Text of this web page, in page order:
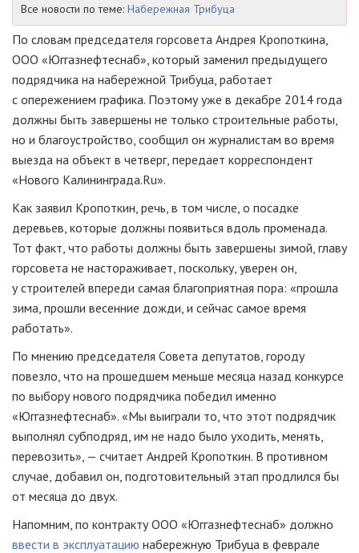
Все новости по теме: Набережная Трибуца
По словам председателя горсовета Андрея Кропоткина,
ООО «Юггазнефтеснаб» , который заменил предыдущего
подрядчика на набережной Трибуца, работает
с опережением графика. Поэтому уже в декабре 2014 года
должны быть завершены не только строительные работы,
но и благоустройство, сообщил он журналистам во время
выезда на объект в четверг, передает корреспондент
«Нового Калининграда.Ru».
Как заявил Кропоткин, речь, в том числе, о посадке
деревьев, которые должны появиться вдоль променада.
Тот факт, что работы должны быть завершены зимой, главу
горсовета не настораживает, поскольку, уверен он,
у строителей впереди самая благоприятная пора: «прошла
зима, прошли весенние дожди, и сейчас самое время
работать».
По мнению председателя Совета депутатов, городу
повезло, что на прошедшем меньше месяца назад конкурсе
по выбору нового подрядчика победил именно
«Юггазнефтеснаб». «Мы выиграли то, что этот подрядчик
выполнял субподряд, им не надо было уходить, менять,
перевозить», — считает Андрей Кропоткин. В противном
случае, добавил он, подготовительный этап продлился бы
от месяца до двух.
Напомним, по контрактуООО «Юггазнефтеснаб» должно
ввести в эксплуатацию набережную Трибуца в феврале